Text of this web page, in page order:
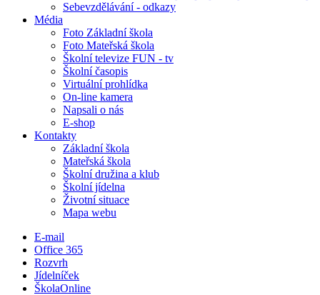
Sebevzdělávání - odkazy
Média
Foto Základní škola
Foto Mateřská škola
Školní televize FUN - tv
Školní časopis
Virtuální prohlídka
On-line kamera
Napsali o nás
E-shop
Kontakty
Základní škola
Mateřská škola
Školní družina a klub
Školní jídelna
Životní situace
Mapa webu
E-mail
Office 365
Rozvrh
Jídelníček
ŠkolaOnline